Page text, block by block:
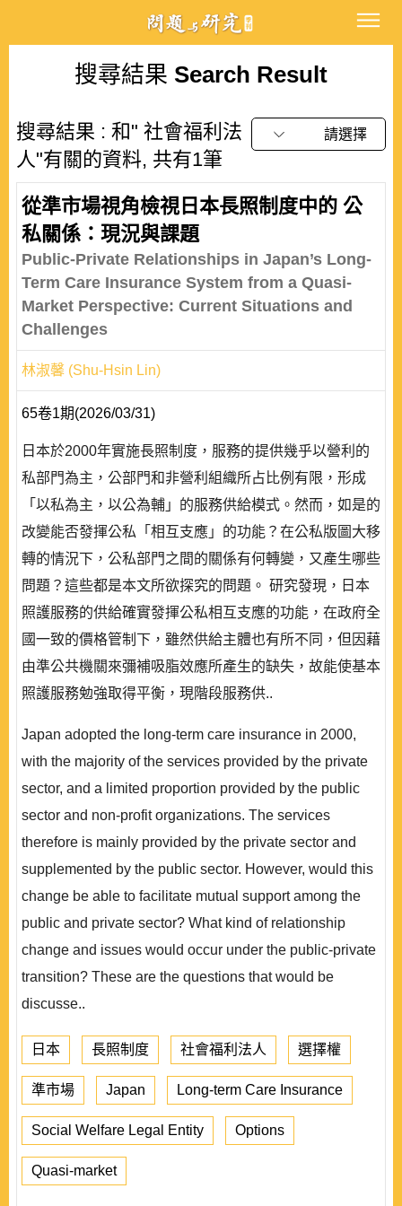
搜尋結果 Search Result
搜尋結果 : 和" 社會福利法
人"有關的資料, 共有1筆
請選擇
從準市場視角檢視日本長照制度中的 公
私關係：現況與課題
Public-Private Relationships in Japan’s Long-
Term Care Insurance System from a Quasi-
Market Perspective: Current Situations and
Challenges
林淑馨 (Shu-Hsin Lin)
65卷1期(2026/03/31)
日本於2000年實施長照制度，服務的提供幾乎以營利的
私部門為主，公部門和非營利組織所占比例有限，形成
「以私為主，以公為輔」的服務供給模式。然而，如是的
改變能否發揮公私「相互支應」的功能？在公私版圖大移
轉的情況下，公私部門之間的關係有何轉變，又產生哪些
問題？這些都是本文所欲探究的問題。 研究發現，日本
照護服務的供給確實發揮公私相互支應的功能，在政府全
國一致的價格管制下，雖然供給主體也有所不同，但因藉
由準公共機關來彌補吸脂效應所產生的缺失，故能使基本
照護服務勉強取得平衡，現階段服務供..
Japan adopted the long-term care insurance in 2000,
with the majority of the services provided by the private
sector, and a limited proportion provided by the public
sector and non-profit organizations. The services
therefore is mainly provided by the private sector and
supplemented by the public sector. However, would this
change be able to facilitate mutual support among the
public and private sector? What kind of relationship
change and issues would occur under the public-private
transition? These are the questions that would be
discusse..
日本 長照制度 社會福利法人 選擇權
準市場 Japan Long-term Care Insurance
Social Welfare Legal Entity Options
Quasi-market